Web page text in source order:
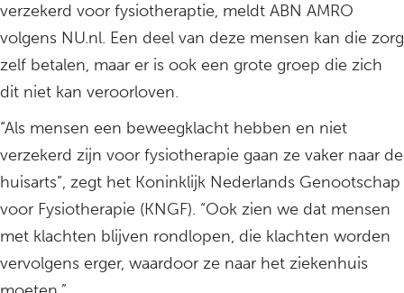
verzekerd voor fysiotheraptie, meldt ABN AMRO
volgens NU.nl. Een deel van deze mensen kan die zorg
zelf betalen, maar er is ook een grote groep die zich
dit niet kan veroorloven.
“Als mensen een beweegklacht hebben en niet
verzekerd zijn voor fysiotherapie gaan ze vaker naar de
huisarts”, zegt het Koninklijk Nederlands Genootschap
voor Fysiotherapie (KNGF). “Ook zien we dat mensen
met klachten blijven rondlopen, die klachten worden
vervolgens erger, waardoor ze naar het ziekenhuis